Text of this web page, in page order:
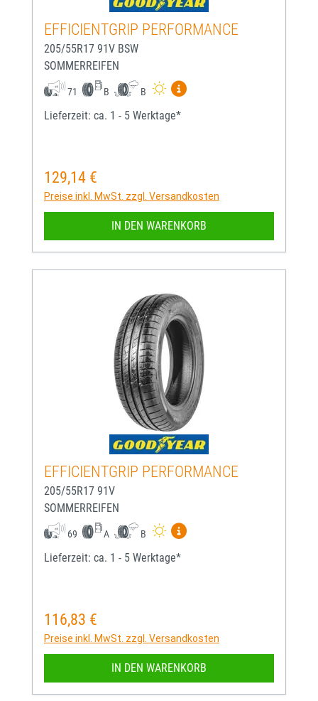
EFFICIENTGRIP PERFORMANCE
205/55R17 91V BSW
SOMMERREIFEN
71 B B
Mehr Informationen zum
Lieferzeit: ca. 1 - 5 Werktage*
Regulärer Preis:
129,14 €
Preise inkl. MwSt. zzgl. Versandkosten
IN DEN WARENKORB
EFFICIENTGRIP PERFORMANCE
205/55R17 91V
SOMMERREIFEN
69 A B
Mehr Informationen zum
Lieferzeit: ca. 1 - 5 Werktage*
Regulärer Preis:
116,83 €
Preise inkl. MwSt. zzgl. Versandkosten
IN DEN WARENKORB